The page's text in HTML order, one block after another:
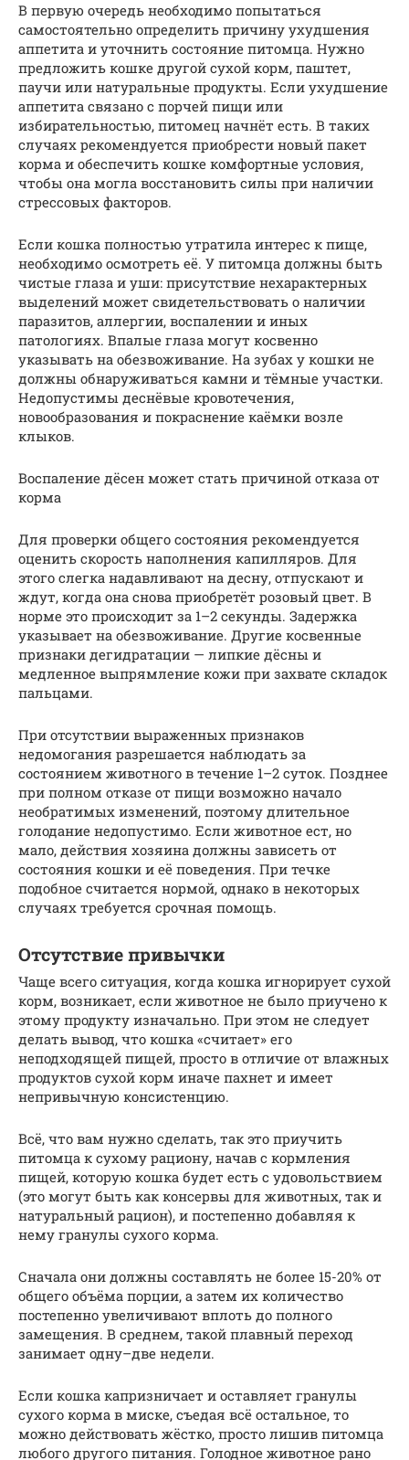
В первую очередь необходимо попытаться
самостоятельно определить причину ухудшения
аппетита и уточнить состояние питомца. Нужно
предложить кошке другой сухой корм, паштет,
паучи или натуральные продукты. Если ухудшение
аппетита связано с порчей пищи или
избирательностью, питомец начнёт есть. В таких
случаях рекомендуется приобрести новый пакет
корма и обеспечить кошке комфортные условия,
чтобы она могла восстановить силы при наличии
стрессовых факторов.
Если кошка полностью утратила интерес к пище,
необходимо осмотреть её. У питомца должны быть
чистые глаза и уши: присутствие нехарактерных
выделений может свидетельствовать о наличии
паразитов, аллергии, воспалении и иных
патологиях. Впалые глаза могут косвенно
указывать на обезвоживание. На зубах у кошки не
должны обнаруживаться камни и тёмные участки.
Недопустимы деснёвые кровотечения,
новообразования и покраснение каёмки возле
клыков.
Воспаление дёсен может стать причиной отказа от
корма
Для проверки общего состояния рекомендуется
оценить скорость наполнения капилляров. Для
этого слегка надавливают на десну, отпускают и
ждут, когда она снова приобретёт розовый цвет. В
норме это происходит за 1–2 секунды. Задержка
указывает на обезвоживание. Другие косвенные
признаки дегидратации — липкие дёсны и
медленное выпрямление кожи при захвате складок
пальцами.
При отсутствии выраженных признаков
недомогания разрешается наблюдать за
состоянием животного в течение 1–2 суток. Позднее
при полном отказе от пищи возможно начало
необратимых изменений, поэтому длительное
голодание недопустимо. Если животное ест, но
мало, действия хозяина должны зависеть от
состояния кошки и её поведения. При течке
подобное считается нормой, однако в некоторых
случаях требуется срочная помощь.
Отсутствие привычки
Чаще всего ситуация, когда кошка игнорирует сухой
корм, возникает, если животное не было приучено к
этому продукту изначально. При этом не следует
делать вывод, что кошка «считает» его
неподходящей пищей, просто в отличие от влажных
продуктов сухой корм иначе пахнет и имеет
непривычную консистенцию.
Всё, что вам нужно сделать, так это приучить
питомца к сухому рациону, начав с кормления
пищей, которую кошка будет есть с удовольствием
(это могут быть как консервы для животных, так и
натуральный рацион), и постепенно добавляя к
нему гранулы сухого корма.
Сначала они должны составлять не более 15-20% от
общего объёма порции, а затем их количество
постепенно увеличивают вплоть до полного
замещения. В среднем, такой плавный переход
занимает одну–две недели.
Если кошка капризничает и оставляет гранулы
сухого корма в миске, съедая всё остальное, то
можно действовать жёстко, просто лишив питомца
любого другого питания. Голодное животное рано